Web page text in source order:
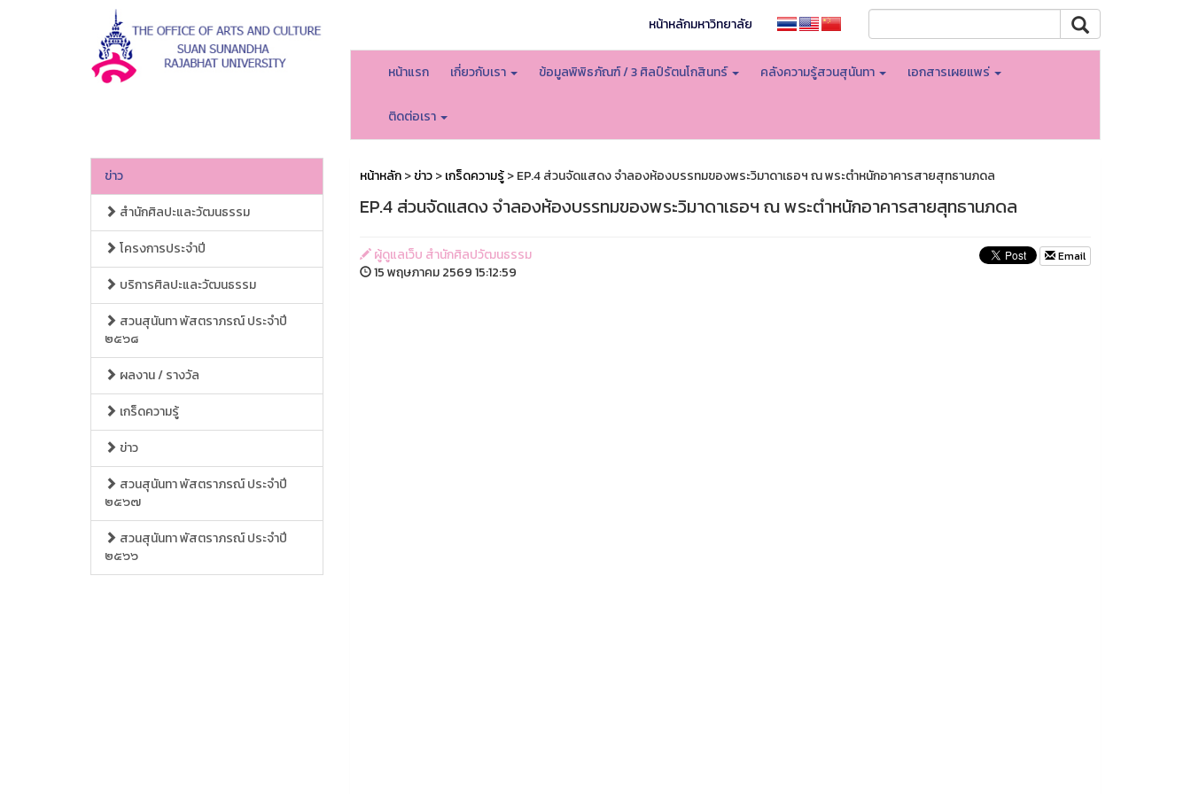
หน้าหลักมหาวิทยาลัย
หน้าแรก เกี่ยวกับเรา ข้อมูลพิพิธภัณฑ์ / 3 ศิลป์รัตนโกสินทร์ คลังความรู้สวนสุนันทา เอกสารเผยแพร่
ติดต่อเรา
ข่าว
สำนักศิลปะและวัฒนธรรม
โครงการประจำปี
บริการศิลปะและวัฒนธรรม
สวนสุนันทา พัสตราภรณ์ ประจำปี
๒๕๖๘
ผลงาน / รางวัล
เกร็ดความรู้
ข่าว
สวนสุนันทา พัสตราภรณ์ ประจำปี
๒๕๖๗
สวนสุนันทา พัสตราภรณ์ ประจำปี
๒๕๖๖
หน้าหลัก>ข่าว>เกร็ดความรู้> EP.4 ส่วนจัดแสดง จำลองห้องบรรทมของพระวิมาดาเธอฯ ณ พระตำหนักอาคารสายสุทธานภดล
EP.4 ส่วนจัดแสดง จำลองห้องบรรทมของพระวิมาดาเธอฯ ณ พระตำหนักอาคารสายสุทธานภดล
ผู้ดูแลเว็บ สำนักศิลปวัฒนธรรม
15 พฤษภาคม 2569 15:12:59
Email